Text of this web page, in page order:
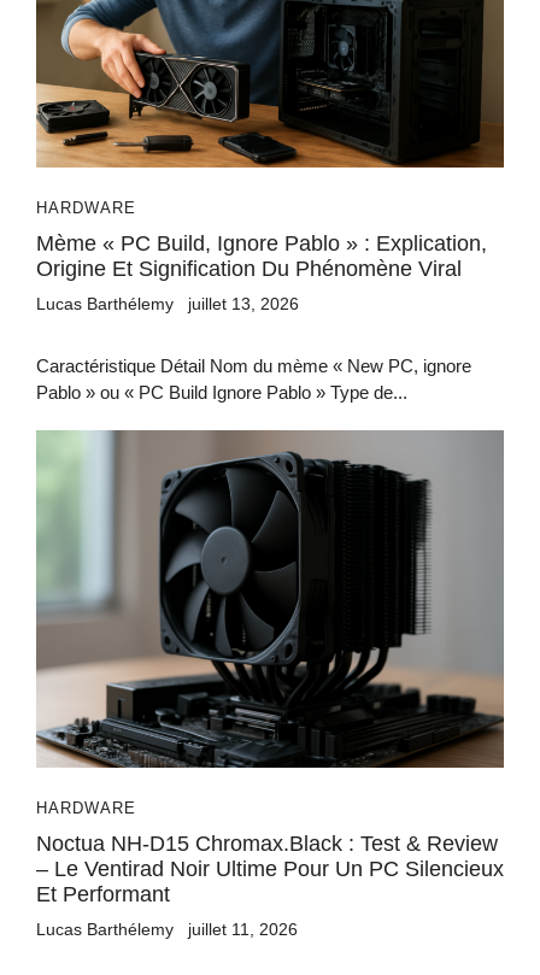
HARDWARE
Mème « PC Build, Ignore Pablo » : Explication,
Origine Et Signification Du Phénomène Viral
Lucas Barthélemy juillet 13, 2026
Caractéristique Détail Nom du mème « New PC, ignore
Pablo » ou « PC Build Ignore Pablo » Type de...
HARDWARE
Noctua NH-D15 Chromax.black : Test & Review
– Le Ventirad Noir Ultime Pour Un PC Silencieux
Et Performant
Lucas Barthélemy juillet 11, 2026